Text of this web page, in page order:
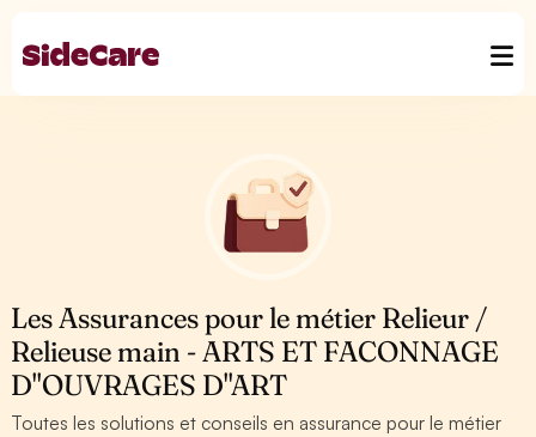
Les Assurances pour le métier Relieur /
Relieuse main - ARTS ET FACONNAGE
D''OUVRAGES D''ART
Toutes les solutions et conseils en assurance pour le métier